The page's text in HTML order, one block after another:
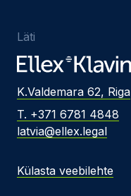
Läti
K.Valdemara 62, Riga
T. +371 6781 4848
latvia@ellex.legal
Külasta veebilehte